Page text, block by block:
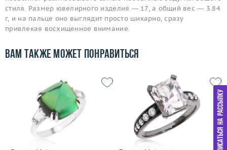
стиля. Размер ювелирного изделия — 17, а общий вес — 3.84
г, и на пальце оно выглядит просто шикарно, сразу
привлекая восхищенное внимание.
Вам также может понравиться